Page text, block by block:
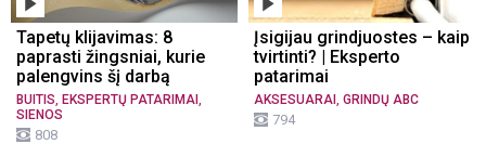
Tapetų klijavimas: 8
paprasti žingsniai, kurie
palengvins šį darbą
BUITIS EKSPERTŲ PATARIMAI
SIENOS
808
Įsigijau grindjuostes – kaip
tvirtinti? | Eksperto
patarimai
AKSESUARAI GRINDŲ ABC
794